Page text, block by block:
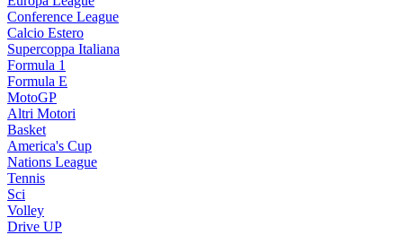
Conference League
Calcio Estero
Supercoppa Italiana
Formula 1
Formula E
MotoGP
Altri Motori
Basket
America's Cup
Nations League
Tennis
Sci
Volley
Drive UP